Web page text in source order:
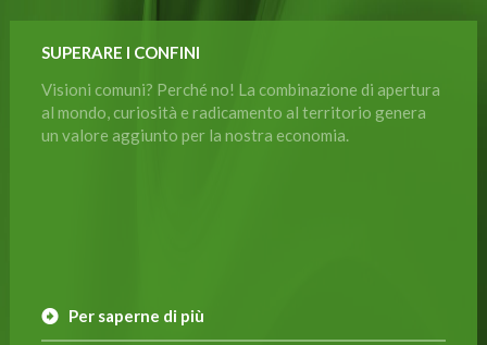
SUPERARE I CONFINI
Visioni comuni? Perché no! La combinazione di apertura
al mondo, curiosità e radicamento al territorio genera
un valore aggiunto per la nostra economia.
Per saperne di più